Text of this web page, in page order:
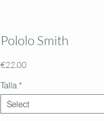
Pololo Smith
€22.00Price
Talla *
Select